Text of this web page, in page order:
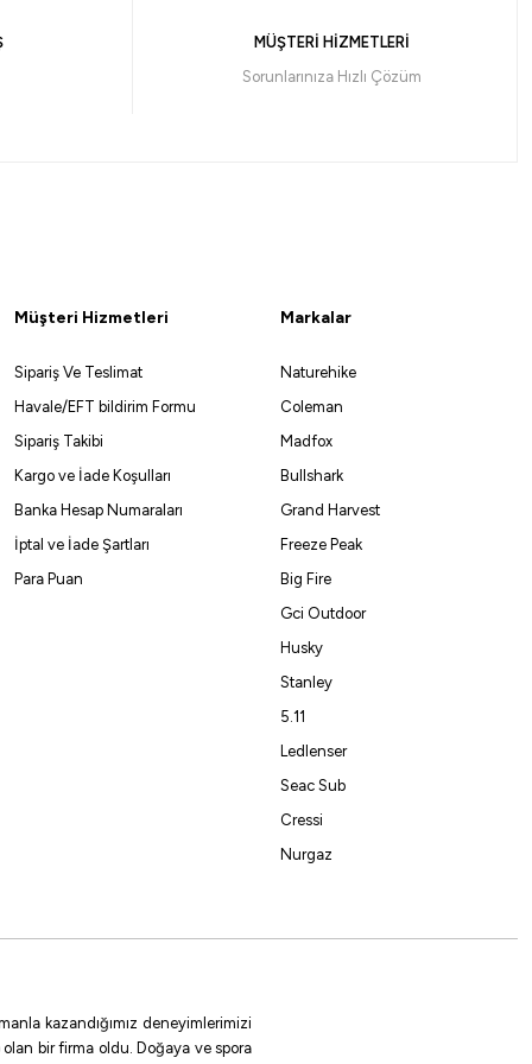
MÜŞTERİ HİZMETLERİ
Sorunlarınıza Hızlı Çözüm
Müşteri Hizmetleri
Sipariş Ve Teslimat
Havale/EFT bildirim Formu
Sipariş Takibi
Kargo ve İade Koşulları
Banka Hesap Numaraları
İptal ve İade Şartları
Para Puan
Markalar
Naturehike
Coleman
Madfox
Bullshark
Grand Harvest
Freeze Peak
Big Fire
Gci Outdoor
Husky
Stanley
5.11
Ledlenser
Seac Sub
Cressi
Nurgaz
kazandığımız deneyimlerimizi
bir firma oldu. Doğaya ve spora